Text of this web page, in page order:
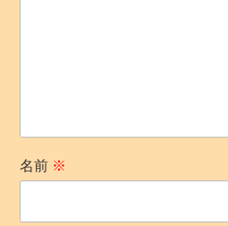
名前 ※